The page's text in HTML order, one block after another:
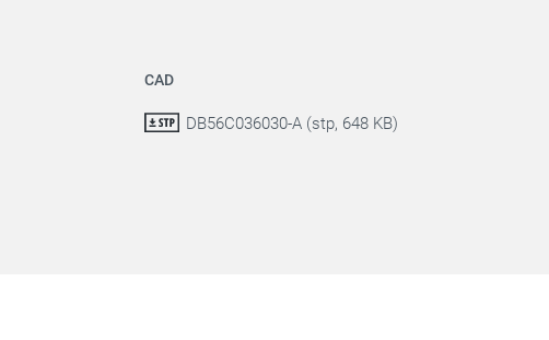
CAD
DB56C036030-A (stp, 648 KB)